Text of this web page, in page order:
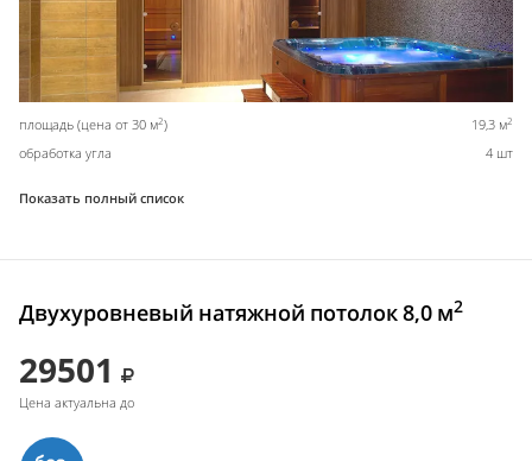
площадь (цена от 30 м2) 19,3 м2
обработка угла 4 шт
Показать полный список
Двухуровневый натяжной потолок 8,0 м2
29501
Цена актуальна до